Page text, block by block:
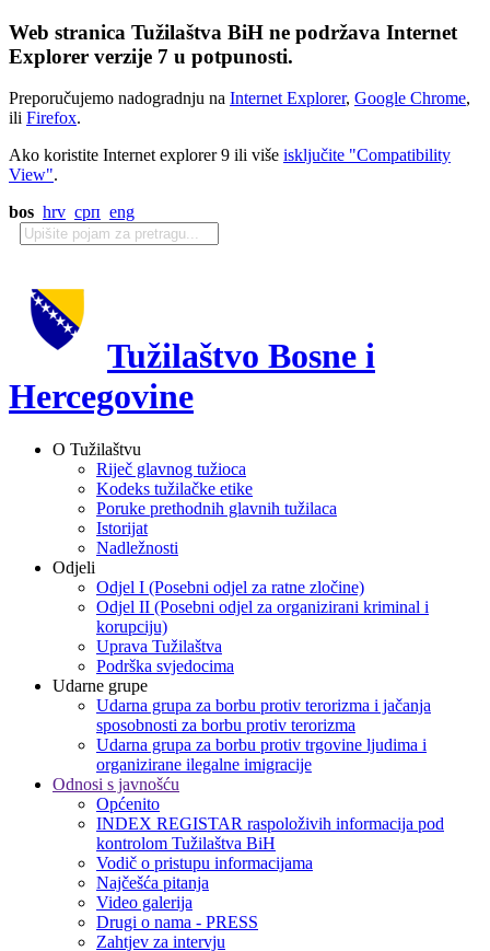
Web stranica Tužilaštva BiH ne podržava Internet
Explorer verzije 7 u potpunosti.
Preporučujemo nadogradnju na Internet Explorer, Google Chrome,
ili Firefox.
Ako koristite Internet explorer 9 ili više isključite "Compatibility
View".
bos hrv срп eng
Tužilaštvo Bosne i
Hercegovine
O Tužilaštvu
Riječ glavnog tužioca
Kodeks tužilačke etike
Poruke prethodnih glavnih tužilaca
Istorijat
Nadležnosti
Odjeli
Odjel I (Posebni odjel za ratne zločine)
Odjel II (Posebni odjel za organizirani kriminal i
korupciju)
Uprava Tužilaštva
Podrška svjedocima
Udarne grupe
Udarna grupa za borbu protiv terorizma i jačanja
sposobnosti za borbu protiv terorizma
Udarna grupa za borbu protiv trgovine ljudima i
organizirane ilegalne imigracije
Odnosi s javnošću
Općenito
INDEX REGISTAR raspoloživih informacija pod
kontrolom Tužilaštva BiH
Vodič o pristupu informacijama
Najčešća pitanja
Video galerija
Drugi o nama - PRESS
Zahtjev za intervju